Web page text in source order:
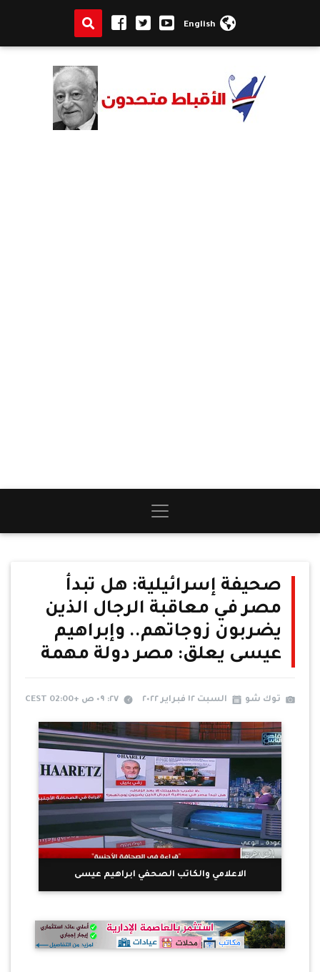
English
صحيفة إسرائيلية: هل تبدأ
مصر في معاقبة الرجال الذين
يضربون زوجاتهم.. وإبراهيم
عيسى يعلق: مصر دولة مهمة
توك شو السبت ١٢ فبراير ٢٠٢٢ ٢٧: ٠٩ ص +02:00 CEST
الاعلامي والكاتب الصحفي ابراهيم عيسى